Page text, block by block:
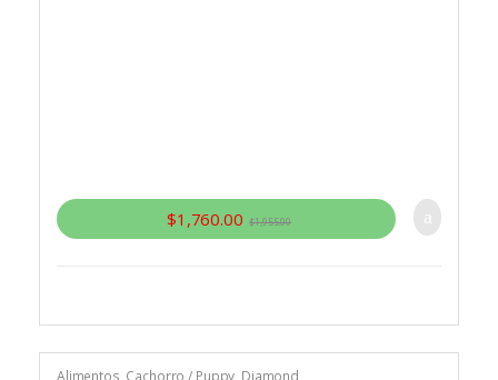
$1,760.00 $1,955.00